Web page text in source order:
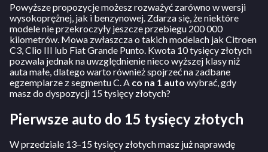
Powyższe propozycje możesz rozważyć zarówno w wersji
wysokoprężnej, jak i benzynowej. Zdarza się, że niektóre
modele nie przekroczyły jeszcze przebiegu 200 000
kilometrów. Mowa zwłaszcza o takich modelach jak Citroen
C3, Clio III lub Fiat Grande Punto. Kwota 10 tysięcy złotych
pozwala jednak na uwzględnienie nieco wyższej klasy niż
auta małe, dlatego warto również spojrzeć na zadbane
egzemplarze z segmentu C. A co na 1 auto wybrać, gdy
masz do dyspozycji 15 tysięcy złotych?
Pierwsze auto do 15 tysięcy złotych
W przedziale 13–15 tysięcy złotych masz już naprawdę